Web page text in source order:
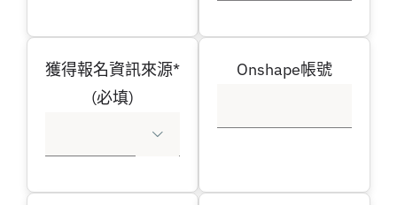
獲得報名資訊來源*
(必填)

Onshape帳號